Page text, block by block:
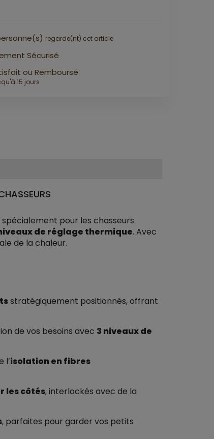
regarde(nt) cet article
Sécurisé
ou Remboursé
15 jours
spécialement pour les chasseurs
de réglage thermique. Avec
de la chaleur.
stratégiquement positionnés, offrant
de vos besoins avec 3 niveaux de
l’isolation en fibres
les côtés, interlockés avec de la
, parfaites pour garder vos petits